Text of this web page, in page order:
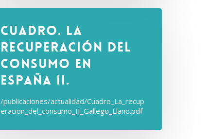
Cuadro. La
recuperación del
consumo En
España II.
/publicaciones/actualidad/Cuadro_La_recup
eracion_del_consumo_II_Gallego_Llano.pdf